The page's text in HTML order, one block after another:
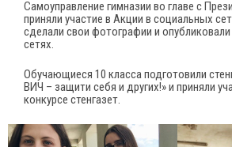
Самоуправление гимназии во главе с
приняли участие в Акции в социальных
сделали свои фотографии и
сетях.
Обучающиеся 10 класса подготовили
ВИЧ – защити себя и других!» и приняли
конкурсе стенгазет.